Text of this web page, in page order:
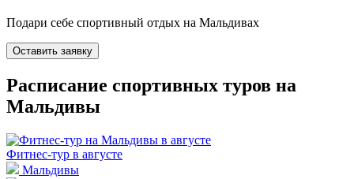
Подари себе спортивный отдых на Мальдивах
Оставить заявку
Расписание спортивных туров на
Мальдивы
Фитнес-тур в августе
Мальдивы